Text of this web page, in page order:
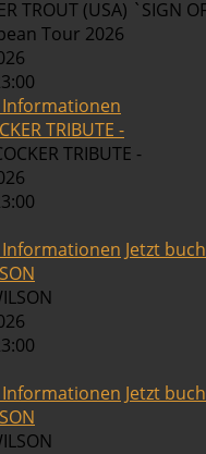
TRIBUTE -
Jetzt
Jetzt